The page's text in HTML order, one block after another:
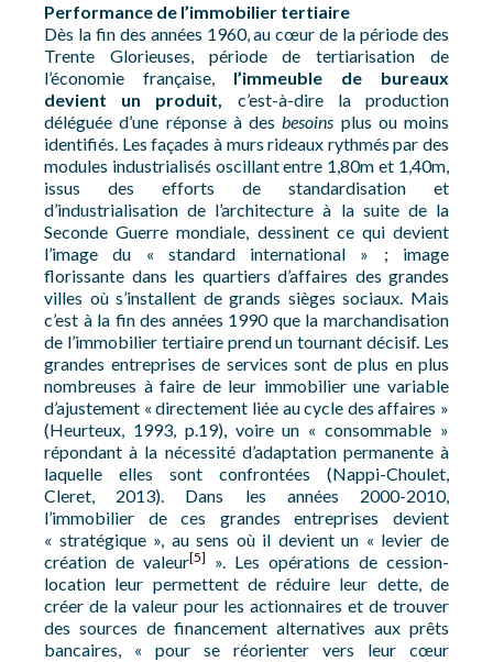
Performance de l’immobilier tertiaire
Dès la fin des années 1960, au cœur de la période des
Trente Glorieuses, période de tertiarisation de
l’économie française, l’immeuble de bureaux
devient un produit, c’est-à-dire la production
déléguée d’une réponse à desbesoins plus ou moins
identifiés. Les façades à murs rideaux rythmés par des
modules industrialisés oscillant entre 1,80m et 1,40m,
issus des efforts de standardisation et
d’industrialisation de l’architecture à la suite de la
Seconde Guerre mondiale, dessinent ce qui devient
l’image du « standard international » ; image
florissante dans les quartiers d’affaires des grandes
villes où s’installent de grands sièges sociaux. Mais
c’est à la fin des années 1990 que la marchandisation
de l’immobilier tertiaire prend un tournant décisif. Les
grandes entreprises de services sont de plus en plus
nombreuses à faire de leur immobilier une variable
d’ajustement « directement liée au cycle des affaires »
(Heurteux, 1993, p.19), voire un « consommable »
répondant à la nécessité d’adaptation permanente à
laquelle elles sont confrontées (Nappi-Choulet,
Cleret, 2013). Dans les années 2000-2010,
l’immobilier de ces grandes entreprises devient
« stratégique », au sens où il devient un « levier de
création de valeur[5]
». Les opérations de cession-
location leur permettent de réduire leur dette, de
créer de la valeur pour les actionnaires et de trouver
des sources de financement alternatives aux prêts
bancaires, « pour se réorienter vers leur cœur